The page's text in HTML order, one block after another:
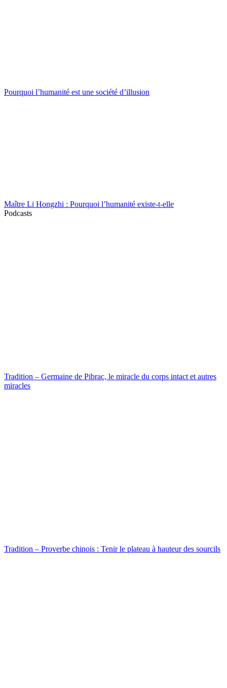
Pourquoi l’humanité est une société d’illusion
Maître Li Hongzhi : Pourquoi l’humanité existe-t-elle
Podcasts
Tradition – Germaine de Pibrac, le miracle du corps intact et autres
miracles
Tradition – Proverbe chinois : Tenir le plateau à hauteur des sourcils